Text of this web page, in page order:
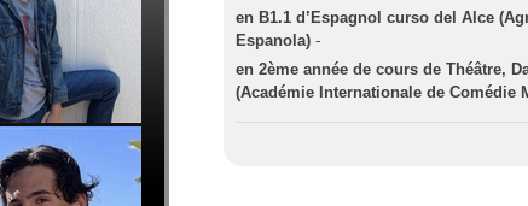
en B1.1 d’Espagnol curso del Alce
Espanola) -
en 2ème année de cours de Théâtre,
(Académie Internationale de Comédie